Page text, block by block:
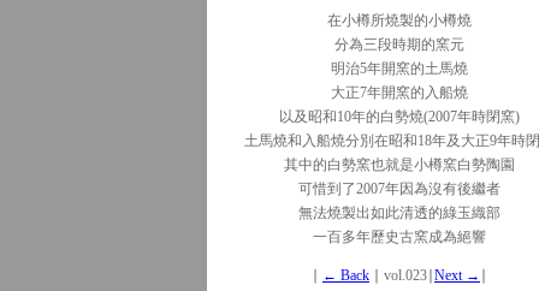
在小樽所燒製的小樽燒
分為三段時期的窯元
明治5年開窯的土馬燒
大正7年開窯的入船燒
以及昭和10年的白勢燒(2007年時閉窯)
土馬燒和入船燒分別在昭和18年及大正9年時
其中的白勢窯也就是小樽窯白勢陶園
可惜到了2007年因為沒有後繼者
無法燒製出如此清透的綠玉織部
一百多年歷史古窯成為絕響
← Back ∣ vol.023∣ Next →